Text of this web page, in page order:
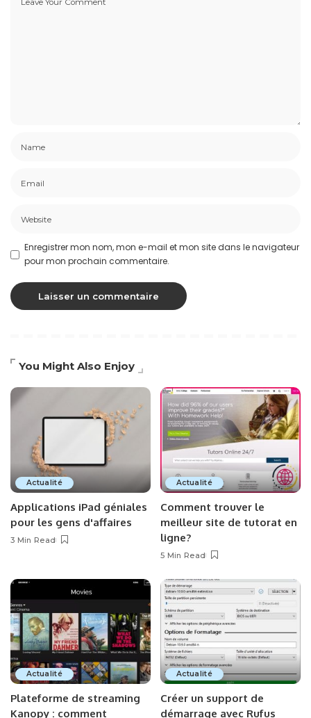
Enregistrer mon nom, mon e-mail et mon site dans le navigateur
pour mon prochain commentaire.
You Might Also Enjoy
Actualité
Applications iPad géniales
pour les gens d'affaires
3 Min Read
Actualité
Comment trouver le
meilleur site de tutorat en
ligne?
5 Min Read
Actualité
Plateforme de streaming
Kanopy : comment
Actualité
Créer un support de
démarrage avec Rufus